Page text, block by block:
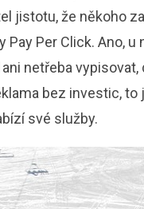
jistotu, že někoho
Pay Per Click. Ano,
netřeba
bez investic, to
své služby.